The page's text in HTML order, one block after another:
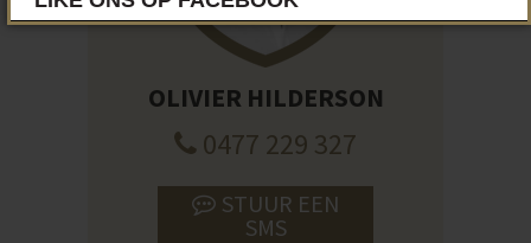
OLIVIER HILDERSON
0477 229 327
STUUR EEN
SMS